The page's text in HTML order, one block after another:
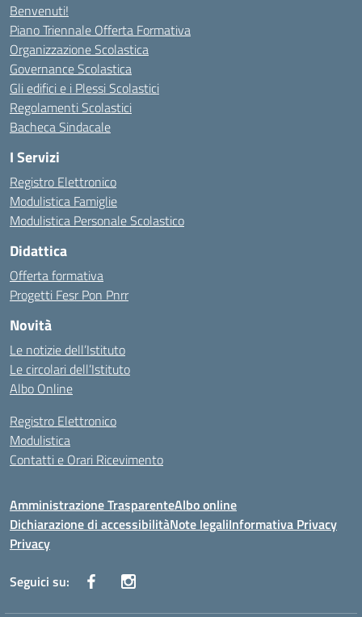
Benvenuti!
Piano Triennale Offerta Formativa
Organizzazione Scolastica
Governance Scolastica
Gli edifici e i Plessi Scolastici
Regolamenti Scolastici
Bacheca Sindacale
I Servizi
Registro Elettronico
Modulistica Famiglie
Modulistica Personale Scolastico
Didattica
Offerta formativa
Progetti Fesr Pon Pnrr
Novità
Le notizie dell’Istituto
Le circolari dell’Istituto
Albo Online
Registro Elettronico
Modulistica
Contatti e Orari Ricevimento
Amministrazione TrasparenteAlbo online
Dichiarazione di accessibilitàNote legaliInformativa Privacy
Privacy
Seguici su: